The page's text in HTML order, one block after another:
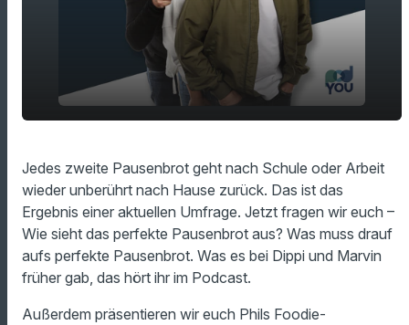
play_arrow
00:00
Jedes zweite Pausenbrot geht nach Schule oder Arbeit
wieder unberührt nach Hause zurück. Das ist das
Ergebnis einer aktuellen Umfrage. Jetzt fragen wir euch –
Wie sieht das perfekte Pausenbrot aus? Was muss drauf
aufs perfekte Pausenbrot. Was es bei Dippi und Marvin
früher gab, das hört ihr im Podcast.
Außerdem präsentieren wir euch Phils Foodie-